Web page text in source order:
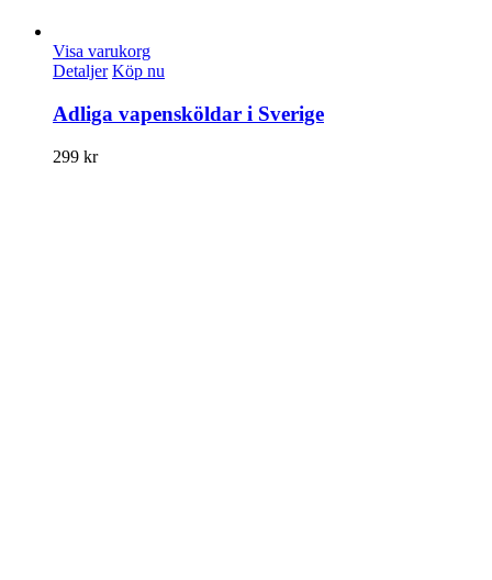
Visa varukorg
Detaljer Köp nu
Adliga vapensköldar i Sverige
299 kr